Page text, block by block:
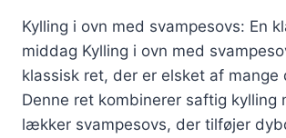
Kylling i ovn med svampesovs: En
middag Kylling i ovn med
klassisk ret, der er elsket af mange
Denne ret kombinerer saftig kylling
lækker svampesovs, der tilføjer